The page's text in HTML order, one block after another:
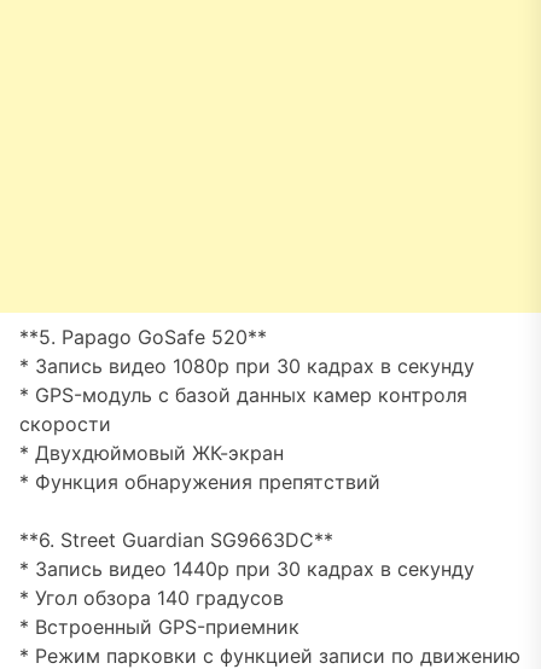
**5. Papago GoSafe 520**
* Запись видео 1080p при 30 кадрах в секунду
* GPS-модуль с базой данных камер контроля
скорости
* Двухдюймовый ЖК-экран
* Функция обнаружения препятствий
**6. Street Guardian SG9663DC**
* Запись видео 1440p при 30 кадрах в секунду
* Угол обзора 140 градусов
* Встроенный GPS-приемник
* Режим парковки с функцией записи по движению